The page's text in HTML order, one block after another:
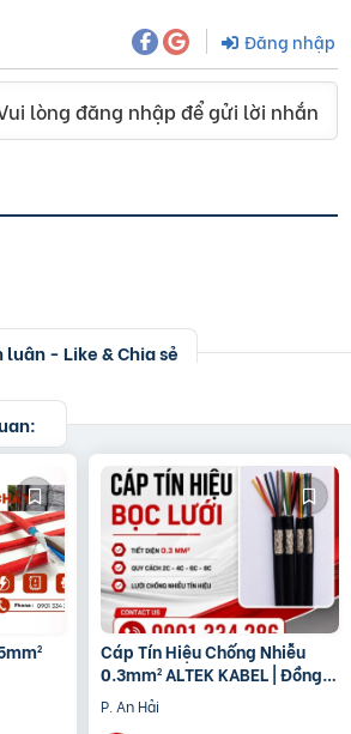
Đăng nhập
lòng đăng nhập để gửi lời nhắn
- Like & Chia sẻ
Cáp Tín Hiệu Chống Nhiễu
0.3mm² ALTEK KABEL | Đồng
Nguyên Chất 100%
P. An Hải